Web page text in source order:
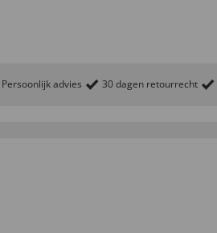
Persoonlijk advies 30 dagen retourrecht